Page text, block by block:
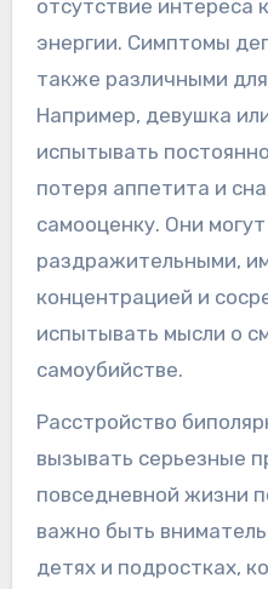
отсутствие интереса
энергии. Симптомы
также различными
Например, девушка
испытывать
потеря аппетита и
самооценку. Они
раздражительными,
концентрацией и
испытывать мысли о
самоубийстве.
Расстройство
вызывать серьезные
повседневной жизни
важно быть
детях и подростках,